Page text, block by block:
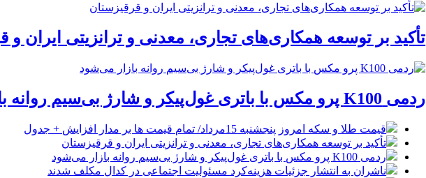
تأکید بر توسعه همکاری‌های تجاری، معدنی و ترانزیتی ایران و
ردمی K100 پرو مکس با باتری غول‌پیکر و شارژ بی‌سیم روانه بازار می‌شود
قیمت طلا و سکه امروز پنجشنبه 15مرداد/ تمام قیمت ها بر مدار افزایش + جدول
تأکید بر توسعه همکاری‌های تجاری، معدنی و ترانزیتی ایران و قرقیزستان
ردمی K100 پرو مکس با باتری غول‌پیکر و شارژ بی‌سیم روانه بازار می‌شود
ناشران به انتشار جزئیات هزینه‌کرد مسئولیت اجتماعی در کدال مکلف شدند